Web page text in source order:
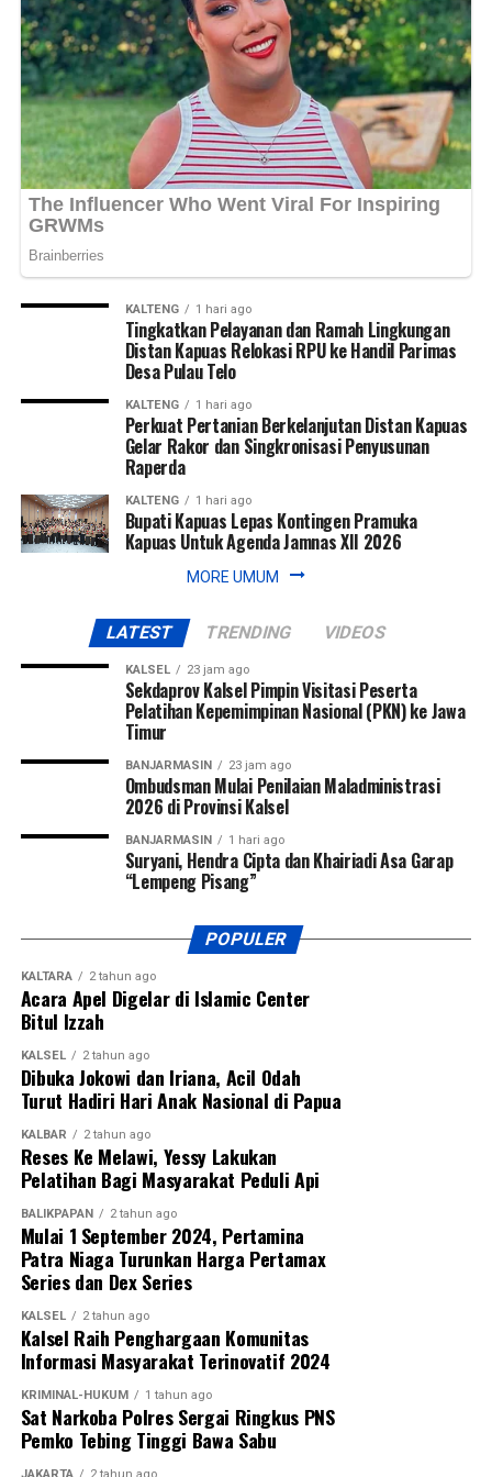
Messenger 0 Twitter/X 0
pemangku kepentingan dalam menjaga keamanan
ketertiban dan mempercepat pembangunan yang
berkelanjutan di Kabupaten Kapuas maupun Kalimantan
Tengah,” ujarnya. (Ujg/SB)
Views: 31
Bagikan ke
KALTENG 1 hari ago
Tingkatkan Pelayanan dan Ramah Lingkungan
Distan Kapuas Relokasi RPU ke Handil Parimas
Desa Pulau Telo
KALTENG 1 hari ago
Perkuat Pertanian Berkelanjutan Distan Kapuas
Gelar Rakor dan Singkronisasi Penyusunan
Raperda
KALTENG 1 hari ago
Bupati Kapuas Lepas Kontingen Pramuka
Kapuas Untuk Agenda Jamnas XII 2026
MORE UMUM
LATEST TRENDING VIDEOS
KALSEL 23 jam ago
Sekdaprov Kalsel Pimpin Visitasi Peserta
Pelatihan Kepemimpinan Nasional (PKN) ke Jawa
Timur
BANJARMASIN 23 jam ago
Ombudsman Mulai Penilaian Maladministrasi
2026 di Provinsi Kalsel
BANJARMASIN 1 hari ago
Suryani, Hendra Cipta dan Khairiadi Asa Garap
“Lempeng Pisang”
POPULER
KALTARA 2 tahun ago
Acara Apel Digelar di Islamic Center
Bitul Izzah
KALSEL 2 tahun ago
Dibuka Jokowi dan Iriana, Acil Odah
Turut Hadiri Hari Anak Nasional di Papua
KALBAR 2 tahun ago
Reses Ke Melawi, Yessy Lakukan
Pelatihan Bagi Masyarakat Peduli Api
BALIKPAPAN 2 tahun ago
Mulai 1 September 2024, Pertamina
Patra Niaga Turunkan Harga Pertamax
Series dan Dex Series
KALSEL 2 tahun ago
Kalsel Raih Penghargaan Komunitas
Informasi Masyarakat Terinovatif 2024
KRIMINAL-HUKUM 1 tahun ago
Sat Narkoba Polres Sergai Ringkus PNS
Pemko Tebing Tinggi Bawa Sabu